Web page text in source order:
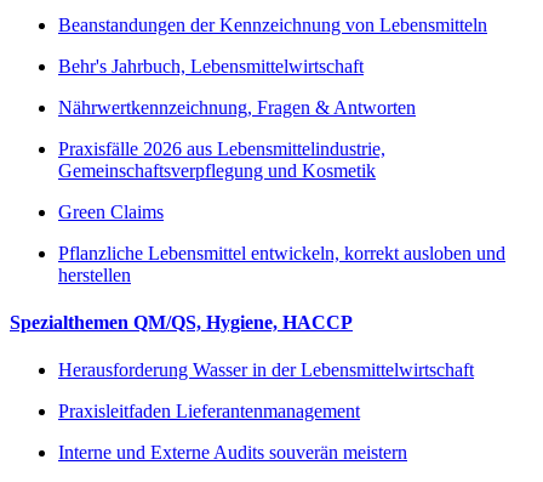
Beanstandungen der Kennzeichnung von Lebensmitteln
Behr's Jahrbuch, Lebensmittelwirtschaft
Nährwertkennzeichnung, Fragen & Antworten
Praxisfälle 2026 aus Lebensmittelindustrie,
Gemeinschaftsverpflegung und Kosmetik
Green Claims
Pflanzliche Lebensmittel entwickeln, korrekt ausloben und
herstellen
Spezialthemen QM/QS, Hygiene, HACCP
Herausforderung Wasser in der Lebensmittelwirtschaft
Praxisleitfaden Lieferantenmanagement
Interne und Externe Audits souverän meistern